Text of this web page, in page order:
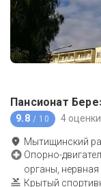
Пансионат
9.8 / 10 4 оценки
Мытищинский
Опорно-
органы,
Крытый